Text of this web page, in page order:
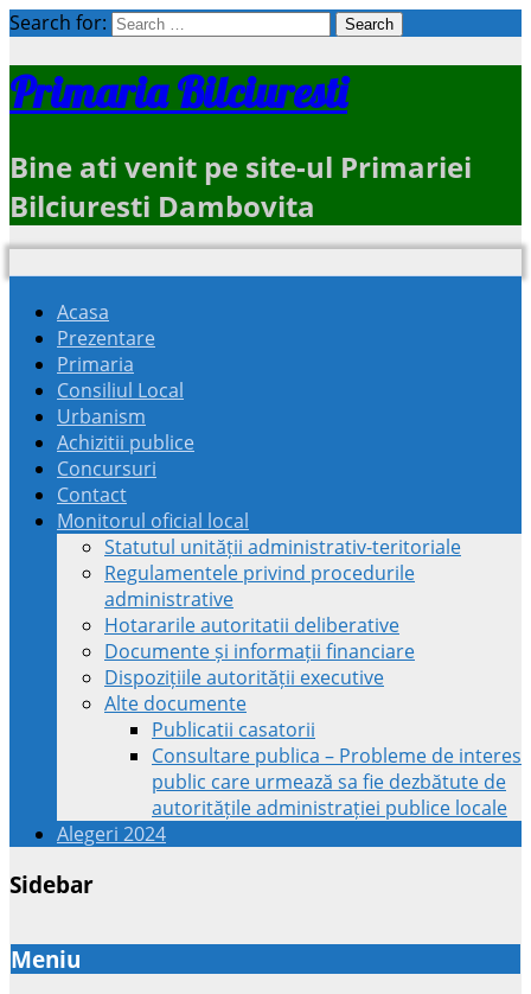
Search for:
Primaria Bilciuresti
Bine ati venit pe site-ul Primariei
Bilciuresti Dambovita
Acasa
Prezentare
Primaria
Consiliul Local
Urbanism
Achizitii publice
Concursuri
Contact
Monitorul oficial local
Statutul unității administrativ-teritoriale
Regulamentele privind procedurile
administrative
Hotararile autoritatii deliberative
Documente și informații financiare
Dispozițiile autorității executive
Alte documente
Publicatii casatorii
Consultare publica – Probleme de interes
public care urmează sa fie dezbătute de
autoritățile administrației publice locale
Alegeri 2024
Sidebar
Meniu